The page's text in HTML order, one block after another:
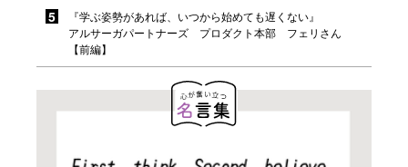
『学ぶ姿勢があれば、いつから始めても遅くない』
アルサーガパートナーズ プロダクト本部 フェリさん
【前編】